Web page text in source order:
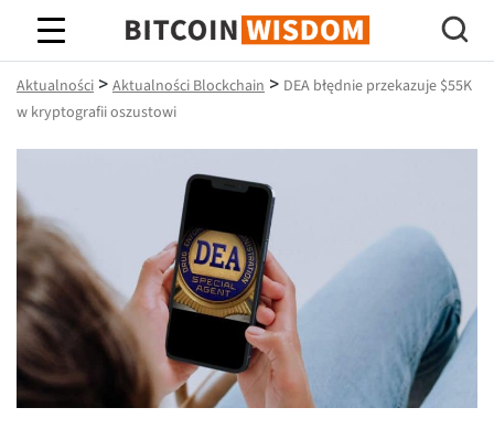
Mądrość Bitcoina
Aktualności > Aktualności Blockchain > DEA błędnie przekazuje $55K
w kryptografii oszustowi